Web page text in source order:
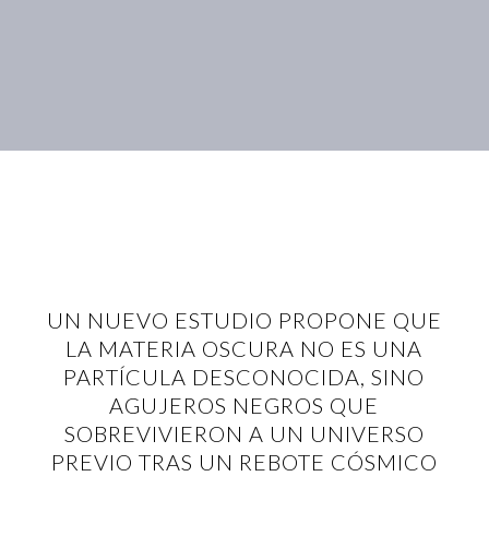
UN NUEVO ESTUDIO PROPONE QUE
LA MATERIA OSCURA NO ES UNA
PARTÍCULA DESCONOCIDA, SINO
AGUJEROS NEGROS QUE
SOBREVIVIERON A UN UNIVERSO
PREVIO TRAS UN REBOTE CÓSMICO